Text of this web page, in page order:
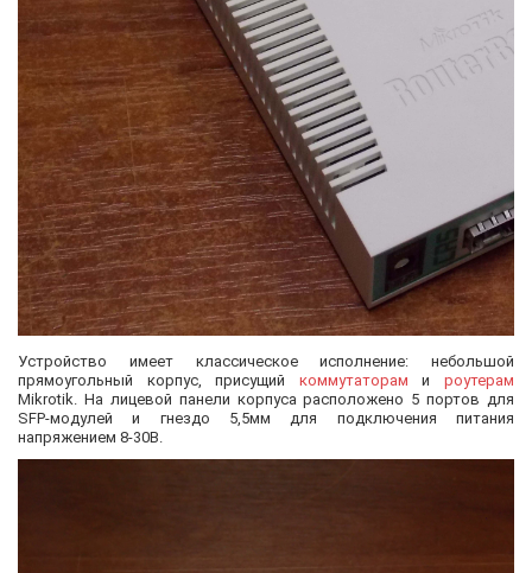
Устройство имеет классическое исполнение: небольшой
прямоугольный корпус, присущий коммутаторам ироутерам
Mikrotik. На лицевой панели корпуса расположено 5 портов для
SFP-модулей и гнездо 5,5мм для подключения питания
напряжением 8-30В.